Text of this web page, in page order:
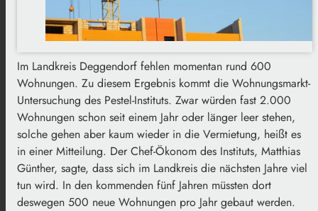
Im Landkreis Deggendorf fehlen momentan rund 600
Wohnungen. Zu diesem Ergebnis kommt die Wohnungsmarkt-
Untersuchung des Pestel-Instituts. Zwar würden fast 2.000
Wohnungen schon seit einem Jahr oder länger leer stehen,
solche gehen aber kaum wieder in die Vermietung, heißt es
in einer Mitteilung. Der Chef-Ökonom des Instituts, Matthias
Günther, sagte, dass sich im Landkreis die nächsten Jahre viel
tun wird. In den kommenden fünf Jahren müssten dort
deswegen 500 neue Wohnungen pro Jahr gebaut werden.